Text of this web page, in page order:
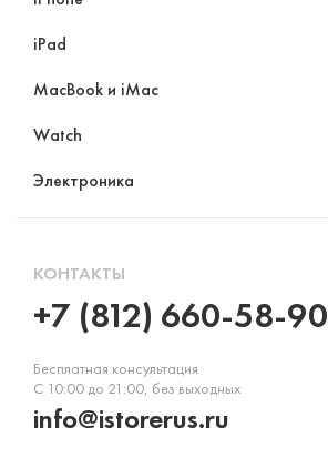
iPad
MacBook и iMac
Watch
Электроника
КОНТАКТЫ
+7 (812) 660-58-90
Бесплатная консультация
С 10:00 до 21:00, без выходных
info@istorerus.ru